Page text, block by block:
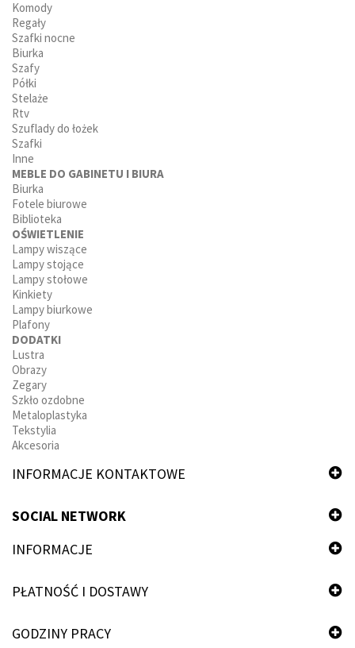
Komody
Regały
Szafki nocne
Biurka
Szafy
Półki
Stelaże
Rtv
Szuflady do łożek
Szafki
Inne
MEBLE DO GABINETU I BIURA
Biurka
Fotele biurowe
Biblioteka
OŚWIETLENIE
Lampy wiszące
Lampy stojące
Lampy stołowe
Kinkiety
Lampy biurkowe
Plafony
DODATKI
Lustra
Obrazy
Zegary
Szkło ozdobne
Metaloplastyka
Tekstylia
Akcesoria
INFORMACJE KONTAKTOWE
SOCIAL NETWORK
INFORMACJE
PŁATNOŚĆ I DOSTAWY
GODZINY PRACY